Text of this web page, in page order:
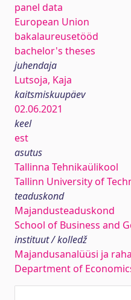
panel data
European Union
bakalaureusetööd
bachelor's theses
juhendaja
Lutsoja, Kaja
kaitsmiskuupäev
02.06.2021
keel
est
asutus
Tallinna Tehnikaülikool
Tallinn University of
teaduskond
Majandusteaduskond
School of Business and
instituut / kolledž
Majandusanalüüsi ja
Department of